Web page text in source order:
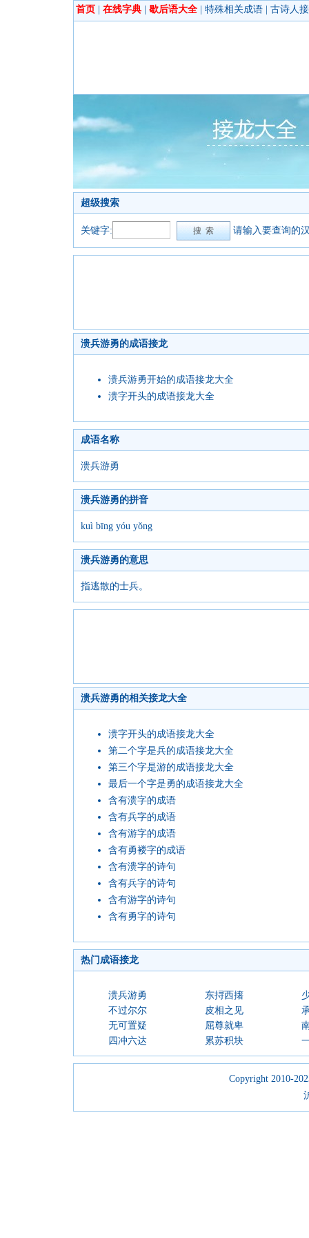
首页 在线字典 歇后语大全 特殊相关成语 古诗人
超级搜索
关键字: 请输入要查询的
溃兵游勇的成语接龙
溃兵游勇开始的成语接龙大全
溃字开头的成语接龙大全
成语名称
溃兵游勇
溃兵游勇的拼音
kuì bīng yóu yǒng
溃兵游勇的意思
指逃散的士兵。
溃兵游勇的相关接龙大全
溃字开头的成语接龙大全
第二个字是兵的成语接龙大全
第三个字是游的成语接龙大全
最后一个字是勇的成语接龙大全
含有溃字的成语
含有兵字的成语
含有游字的成语
含有勇褛字的成语
含有溃字的诗句
含有兵字的诗句
含有游字的诗句
含有勇字的诗句
热门成语接龙
溃兵游勇 东挦西撦
不过尔尔
皮相之见
无可置疑
屈尊就卑
四冲六达
累苏积块
Copyright 2010-